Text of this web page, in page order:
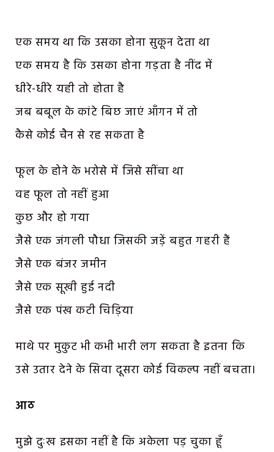
एक समय था कि उसका होना सुकून देता था
एक समय है कि उसका होना गड़ता है नींद में
धीरे-धीरे यही तो होता है
जब बबूल के कांटे बिछ जाएं आँगन में तो
कैसे कोई चैन से रह सकता है
फूल के होने के भरोसे में जिसे सींचा था
वह फूल तो नहीं हुआ
कुछ और हो गया
जैसे एक जंगली पौधा जिसकी जड़ें बहुत गहरी हैं
जैसे एक बंजर जमीन
जैसे एक सूखी हुई नदी
जैसे एक पंख कटी चिड़िया
माथे पर मुकुट भी कभी भारी लग सकता है इतना कि
उसे उतार देने के सिवा दूसरा कोई विकल्प नहीं बचता।
आठ
मुझे दुःख इसका नहीं है कि अकेला पड़ चुका हूँ